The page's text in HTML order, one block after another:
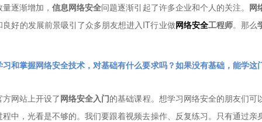
逐渐增加，信息网络安全问题逐渐引起了许多企业和个人的关注。 网
好的发展前景吸引了众多朋友想进入IT行业做网络安全工程师。那么
掌握网络安全技术，对基础有什么要求吗？如果没有基础，能学这
网站上开设了网络安全入门的基础课程。想学习网络安全的朋友们可
中，光看是不够的。我们要跟着视频去操作、反复练习。只有通过亲